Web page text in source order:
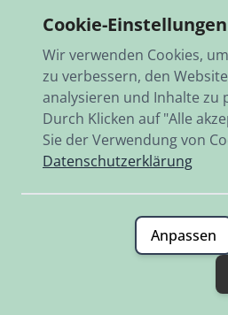
11,70 €
Auf Lager
Cookie-Einstellungen
Wir verwenden Cookies,
zu verbessern, den
analysieren und Inhalte zu
Durch Klicken auf "Alle
Sie der Verwendung von
Datenschutzerklärung
Anpassen